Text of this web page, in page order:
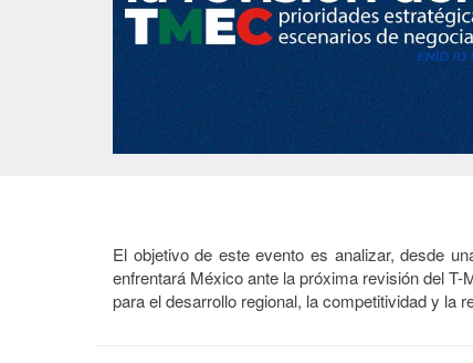
El objetivo de este evento es analizar, desde
enfrentará México ante la próxima revisión del
para el desarrollo regional, la competitividad y la